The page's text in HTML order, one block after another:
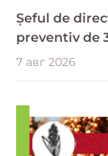
Șeful de
preventiv de
7 авг 2026